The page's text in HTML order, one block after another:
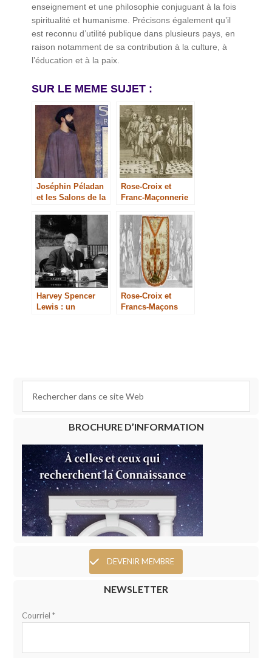
enseignement et une philosophie conjuguant à la fois
spiritualité et humanisme. Précisons également qu’il
est reconnu d’utilité publique dans plusieurs pays, en
raison notamment de sa contribution à la culture, à
l’éducation et à la paix.
SUR LE MEME SUJET :
Joséphin Péladan
et les Salons de la
Rose-Croix et
Franc-Maçonnerie
Harvey Spencer
Lewis : un
Rose-Croix et
Francs-Maçons
BROCHURE D’INFORMATION
DEVENIR MEMBRE
NEWSLETTER
Courriel *